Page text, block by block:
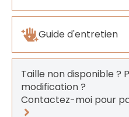
Guide d'entretien
Taille non disponible ?
modification ?
Contactez-moi pour